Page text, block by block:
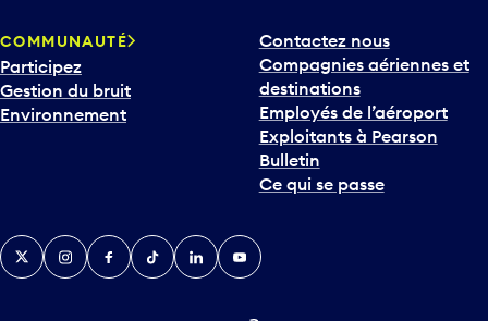
COMMUNAUTÉ
Participez
Gestion du bruit
Environnement
Contactez nous
Compagnies aériennes et
destinations
Employés de l’aéroport
Exploitants à Pearson
Bulletin
Ce qui se passe
TwitterInstagramFacebook
TikTokLinkedInYouTube